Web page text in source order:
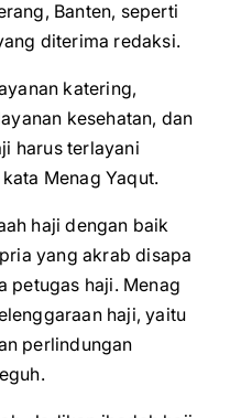
Banten, seperti
diterima redaksi.
katering,
kesehatan, dan
harus terlayani
Menag Yaqut.
haji dengan baik
yang akrab disapa
petugas haji. Menag
haji, yaitu
perlindungan